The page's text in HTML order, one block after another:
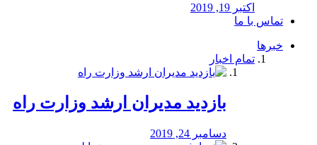
اکتبر 19, 2019
تماس با ما
خبرها
تمام اخبار
بازدید مدیران ارشد وزارت راه
دسامبر 24, 2019